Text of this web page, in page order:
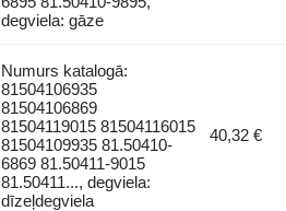
degviela: gāze
Numurs katalogā:
81504106935
81504106869
81504119015 81504116015
81504109935 81.50410-
6869 81.50411-9015
81.50411..., degviela:
dīzeļdegviela
40,32 €